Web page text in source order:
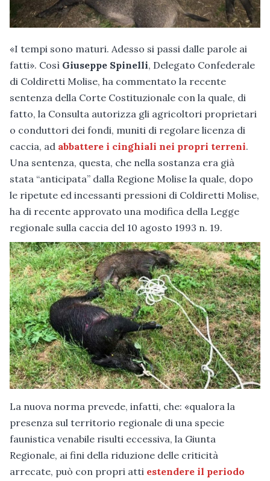
«I tempi sono maturi. Adesso si passi dalle parole ai
fatti». Così Giuseppe Spinelli, Delegato Confederale
di Coldiretti Molise, ha commentato la recente
sentenza della Corte Costituzionale con la quale, di
fatto, la Consulta autorizza gli agricoltori proprietari
o conduttori dei fondi, muniti di regolare licenza di
caccia, ad abbattere i cinghiali nei propri terreni.
Una sentenza, questa, che nella sostanza era già
stata “anticipata” dalla Regione Molise la quale, dopo
le ripetute ed incessanti pressioni di Coldiretti Molise,
ha di recente approvato una modifica della Legge
regionale sulla caccia del 10 agosto 1993 n. 19.
La nuova norma prevede, infatti, che: «qualora la
presenza sul territorio regionale di una specie
faunistica venabile risulti eccessiva, la Giunta
Regionale, ai fini della riduzione delle criticità
arrecate, può con propri atti estendere il periodo